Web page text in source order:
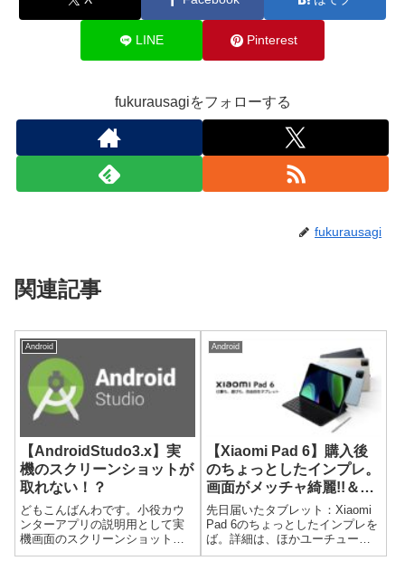
LINE Pinterest
fukurausagiをフォローする
fukurausagi
関連記事
Android
【AndroidStudo3.x】実
機のスクリーンショットが
取れない！？
どもこんばんわです。小役カウ
ンターアプリの説明用として実
機画面のスクリーンショットを
撮るんですが、ココ最近実機側
Android
【Xiaomi Pad 6】購入後
のちょっとしたインプレ。
画面がメッチャ綺麗!!＆軽
っ！薄っ！！
先日届いたタブレット：Xiaomi
Pad 6のちょっとしたインプレを
ば。詳細は、ほかユーチューバ
ーさんが詳しくヤッているの